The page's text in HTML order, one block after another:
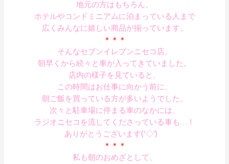
地元の方はもちろん、
ホテルやコンドミニアムに泊まっている人まで
広くみんなに嬉しい商品が揃っています。
＊＊＊
そんなセブンイレブンニセコ店、
朝早くから続々と車が入ってきていました。
店内の様子を見ていると、
この時間はお仕事に向かう前に、
朝ご飯を買っている方が多いようでした。
次々と駐車場に停まる車のなかには、
ラジオニセコを流してくださっている車も…！
ありがとうございます(‘◇’)ゞ
＊＊＊
私も朝のおめざとして、